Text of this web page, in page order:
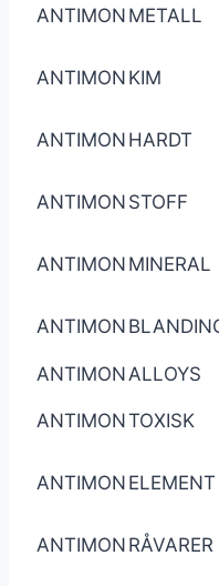
ANTIMON METALL
ANTIMON KIM
ANTIMON HARDT
ANTIMON STOFF
ANTIMON MINERAL
ANTIMON
ANTIMONALLOYS
ANTIMONTOXISK
ANTIMON ELEMENT
ANTIMON RÅVARER